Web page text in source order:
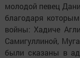
молодой певец
благодаря
войны: Хадиче
Самигуллиной,
были сказаны в